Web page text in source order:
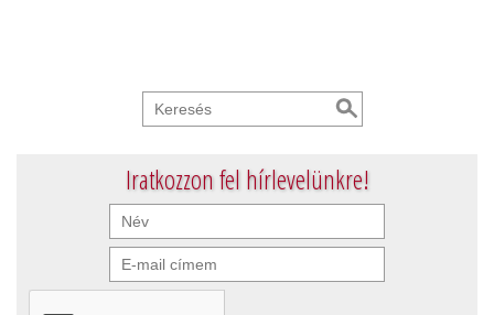
Iratkozzon fel hírlevelünkre!